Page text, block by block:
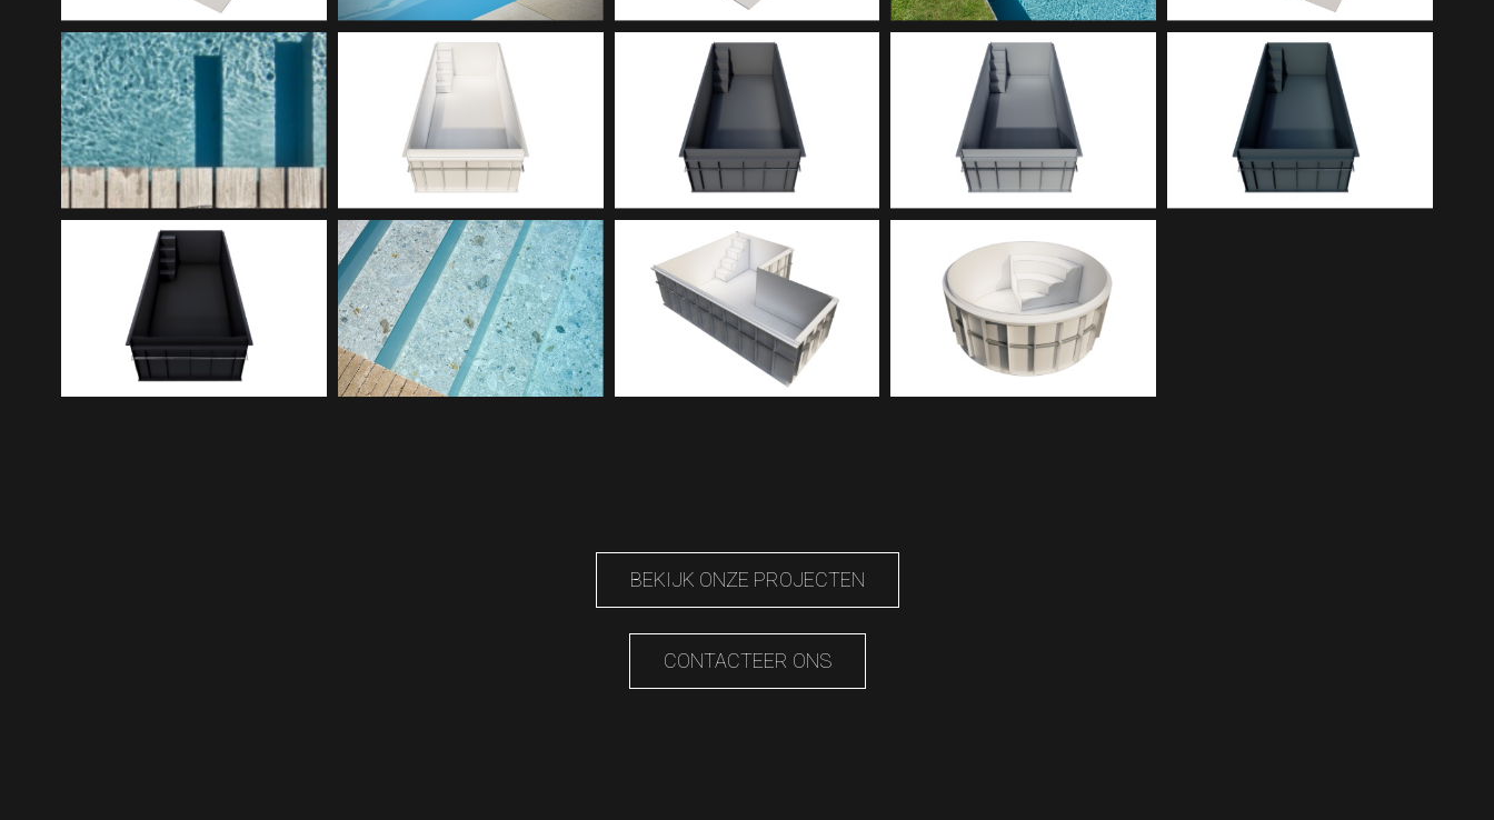
BEKIJK ONZE PROJECTEN
CONTACTEER ONS